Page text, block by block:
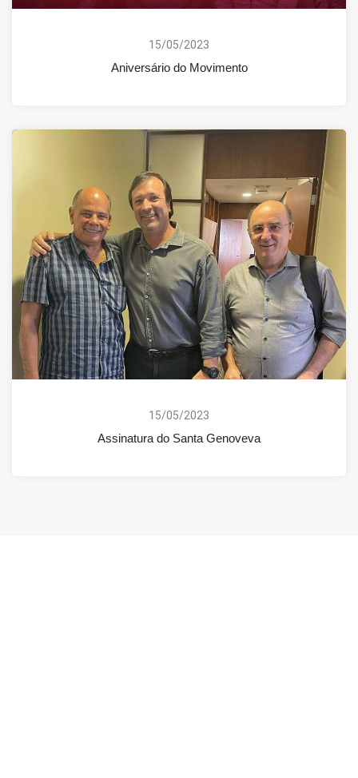
15/05/2023
Aniversário do Movimento
15/05/2023
Assinatura do Santa Genoveva